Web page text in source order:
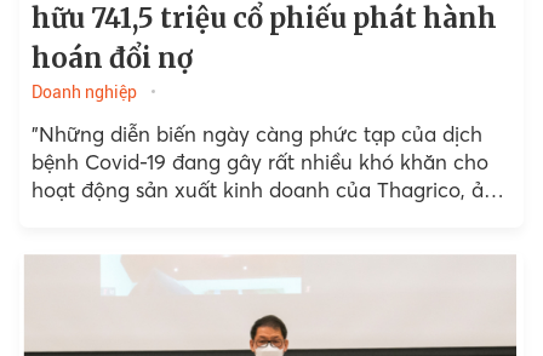
hữu 741,5 triệu cổ phiếu phát hành
hoán đổi nợ
Doanh nghiệp
"Những diễn biến ngày càng phức tạp của dịch
bệnh Covid-19 đang gây rất nhiều khó khăn cho
hoạt động sản xuất kinh doanh của Thagrico, ảnh
và xuất khẩu trái cây đến thị trường nước khác.
Khó khăn này buột Thagrico phải điều chỉnh lại kế
hoạch đầu tư và phát triển kinh doanh trong điều